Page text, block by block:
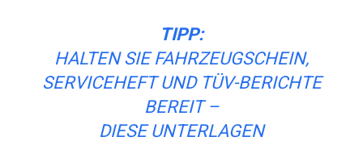
TIPP:
HALTEN SIE FAHRZEUGSCHEIN,
SERVICEHEFT UND TÜV-BERICHTE
BEREIT –
DIESE UNTERLAGEN